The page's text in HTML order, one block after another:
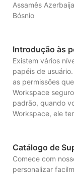
Assamês
Bósnio
Introdução às
Existem vários
papéis de
as permissões
Workspace
padrão, quando
Workspace, ele
Catálogo de
Comece com
personalizar